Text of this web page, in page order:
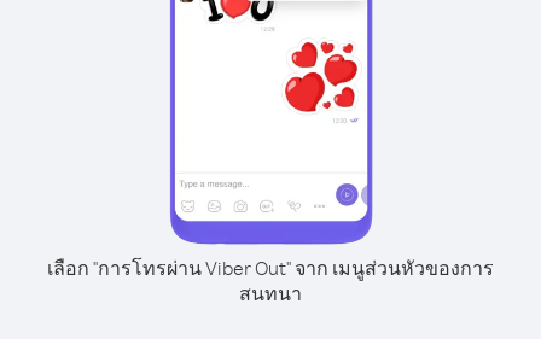
เลือก "การโทรผ่าน Viber Out" จาก เมนูส่วนหัวของการ
สนทนา